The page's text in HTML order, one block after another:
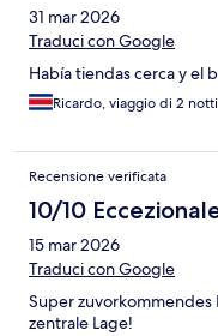
31 mar 2026
Traduci con Google
Había tiendas cerca y el
Ricardo, viaggio di 2 notti
Recensione verificata
10/10
15 mar 2026
Traduci con Google
Super zuvorkommendes
zentrale Lage!